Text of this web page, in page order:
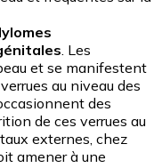
. Les
et se manifestent
au niveau des
des
de ces verrues au
externes, chez
amener à une